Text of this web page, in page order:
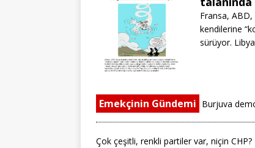
Fransa, ABD,
kendilerine
sürüyor.
Emekçinin Gündemi Burjuva
Çok çeşitli, renkli partiler var, niçin CHP?